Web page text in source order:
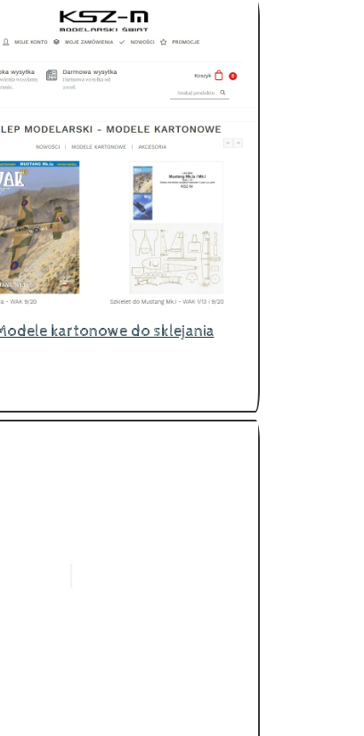
kartonowe do sklejania